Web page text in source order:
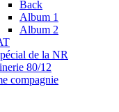
Back
Album 1
Album 2
de la NR
80/12
compagnie